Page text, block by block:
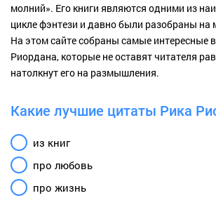
молний». Его книги являются одними из
цикле фэнтези и давно были разобраны на
На этом сайте собраны самые интересные
Риордана, которые не оставят читателя
натолкнут его на размышления.
Какие лучшие цитаты Рика
из книг
про любовь
про жизнь